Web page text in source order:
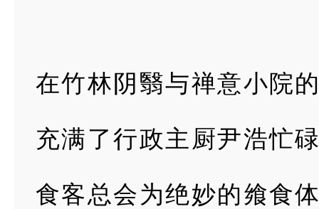
在竹林阴翳与禅意小院
充满了行政主厨尹浩忙
食客总会为绝妙的飨食